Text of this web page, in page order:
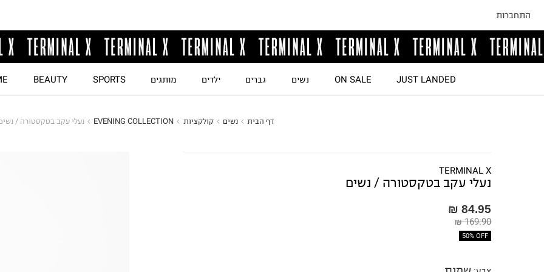
התחברות
JUST LANDED
ON SALE נשים גברים ילדים מותגים SPORTS
BEAUTY
דף הבית נשים קולקציות EVENING COLLECTION נעלי עקב בטקסטורה /
TERMINAL X
נעלי עקב בטקסטורה / נשים
84.95 ₪
169.90 ₪
50% OFF